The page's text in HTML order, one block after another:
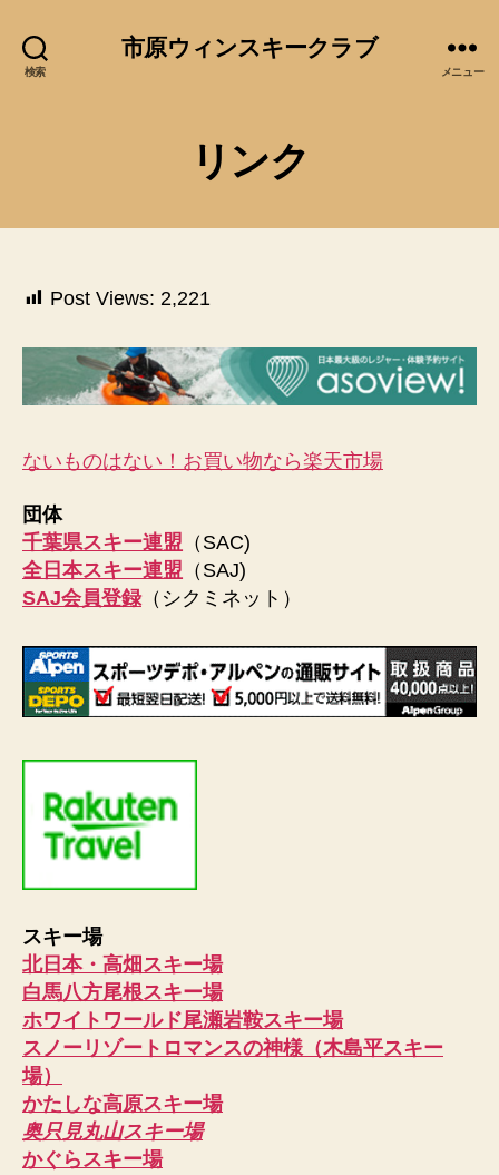
検索
市原ウィンスキークラブ
メニュー
リンク
Post Views: 2,221
ないものはない！お買い物なら楽天市場
団体
千葉県スキー連盟 （SAC)
全日本スキー連盟 （SAJ)
SAJ会員登録（シクミネット）
スキー場
北日本・高畑スキー場
白馬八方尾根スキー場
ホワイトワールド尾瀬岩鞍スキー場
スノーリゾートロマンスの神様（木島平スキー
場）
かたしな高原スキー場
奥只見丸山スキー場
かぐらスキー場